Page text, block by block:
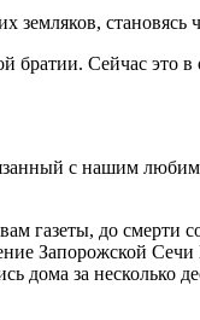
становясь
Сейчас это в
с нашим
газеты, до смерти
Запорожской
дома за несколько